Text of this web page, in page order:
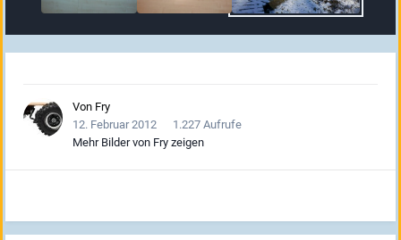
Von Fry
12. Februar 2012
1.227 Aufrufe
Mehr Bilder von Fry zeigen